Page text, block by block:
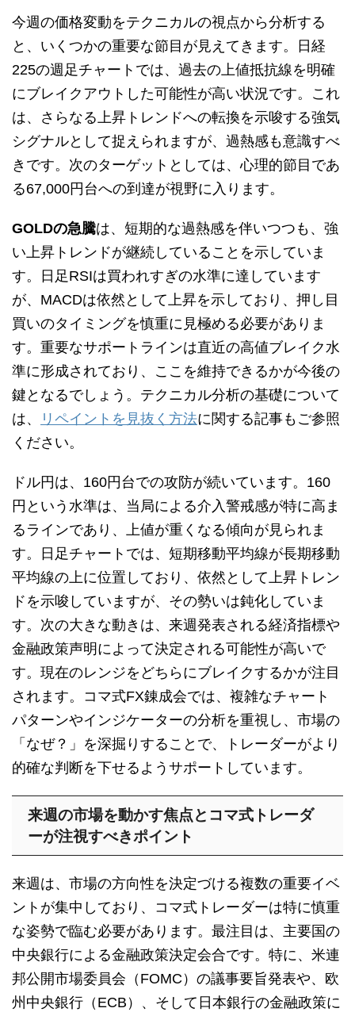
今週の価格変動をテクニカルの視点から分析する
と、いくつかの重要な節目が見えてきます。日経
225の週足チャートでは、過去の上値抵抗線を明確
にブレイクアウトした可能性が高い状況です。これ
は、さらなる上昇トレンドへの転換を示唆する強気
シグナルとして捉えられますが、過熱感も意識すべ
きです。次のターゲットとしては、心理的節目であ
る67,000円台への到達が視野に入ります。
GOLDの急騰は、短期的な過熱感を伴いつつも、強
い上昇トレンドが継続していることを示していま
す。日足RSIは買われすぎの水準に達しています
が、MACDは依然として上昇を示しており、押し目
買いのタイミングを慎重に見極める必要がありま
す。重要なサポートラインは直近の高値ブレイク水
準に形成されており、ここを維持できるかが今後の
鍵となるでしょう。テクニカル分析の基礎について
は、
リペイントを見抜く方法に関する記事もご参照
ください。
ドル円は、160円台での攻防が続いています。160
円という水準は、当局による介入警戒感が特に高ま
るラインであり、上値が重くなる傾向が見られま
す。日足チャートでは、短期移動平均線が長期移動
平均線の上に位置しており、依然として上昇トレン
ドを示唆していますが、その勢いは鈍化していま
す。次の大きな動きは、来週発表される経済指標や
金融政策声明によって決定される可能性が高いで
す。現在のレンジをどちらにブレイクするかが注目
されます。コマ式FX錬成会では、複雑なチャート
パターンやインジケーターの分析を重視し、市場の
「なぜ？」を深掘りすることで、トレーダーがより
的確な判断を下せるようサポートしています。
来週の市場を動かす焦点とコマ式トレーダ
ーが注視すべきポイント
来週は、市場の方向性を決定づける複数の重要イベ
ントが集中しており、コマ式トレーダーは特に慎重
な姿勢で臨む必要があります。最注目は、主要国の
中央銀行による金融政策決定会合です。特に、米連
邦公開市場委員会（FOMC）の議事要旨発表や、欧
州中央銀行（ECB）、そして日本銀行の金融政策に